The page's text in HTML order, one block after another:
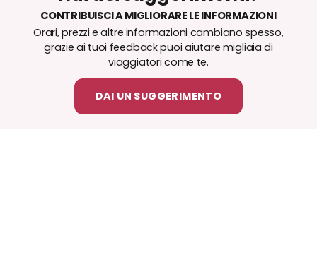
CONTRIBUISCI A MIGLIORARE LE INFORMAZIONI
Orari, prezzi e altre informazioni cambiano spesso,
grazie ai tuoi feedback puoi aiutare migliaia di
viaggiatori come te.
DAI UN SUGGERIMENTO